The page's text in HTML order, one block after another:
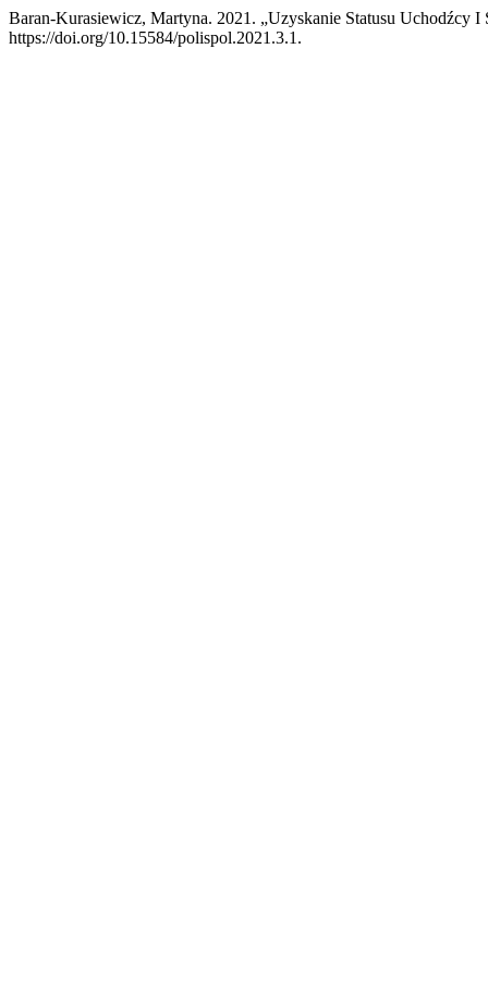
Baran-Kurasiewicz, Martyna. 2021. „Uzyskanie Statusu Uchodźcy
https://doi.org/10.15584/polispol.2021.3.1.